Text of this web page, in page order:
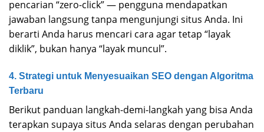
pencarian “zero-click” — pengguna mendapatkan
jawaban langsung tanpa mengunjungi situs Anda. Ini
berarti Anda harus mencari cara agar tetap “layak
diklik”, bukan hanya “layak muncul”.
4. Strategi untuk Menyesuaikan SEO dengan Algoritma
Terbaru
Berikut panduan langkah-demi-langkah yang bisa Anda
terapkan supaya situs Anda selaras dengan perubahan